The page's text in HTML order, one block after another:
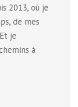
2013, où je
de mes
je
à